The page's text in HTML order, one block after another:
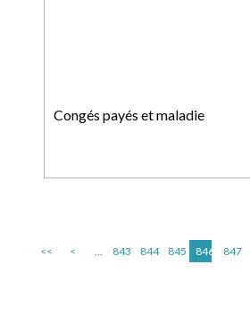
Congés payés et maladie
<< < ... 843 844 845 846 847